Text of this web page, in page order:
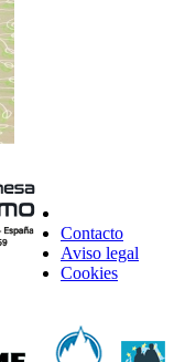
Contacto
Aviso legal
Cookies